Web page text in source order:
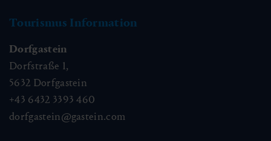
Tourismus Information
Dorfgastein
Dorfstraße 1,
5632 Dorfgastein
+43 6432 3393 460
dorfgastein@gastein.com